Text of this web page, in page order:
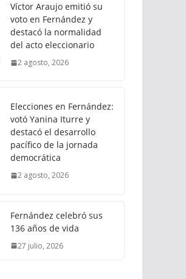
Víctor Araujo emitió su
voto en Fernández y
destacó la normalidad
del acto eleccionario
2 agosto, 2026
Elecciones en Fernández:
votó Yanina Iturre y
destacó el desarrollo
pacífico de la jornada
democrática
2 agosto, 2026
Fernández celebró sus
136 años de vida
27 julio, 2026